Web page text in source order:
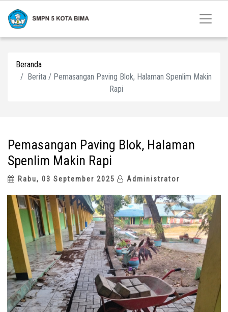
Beranda
Berita / Pemasangan Paving Blok, Halaman Spenlim Makin
Rapi
Pemasangan Paving Blok, Halaman
Spenlim Makin Rapi
Rabu, 03 September 2025 Administrator